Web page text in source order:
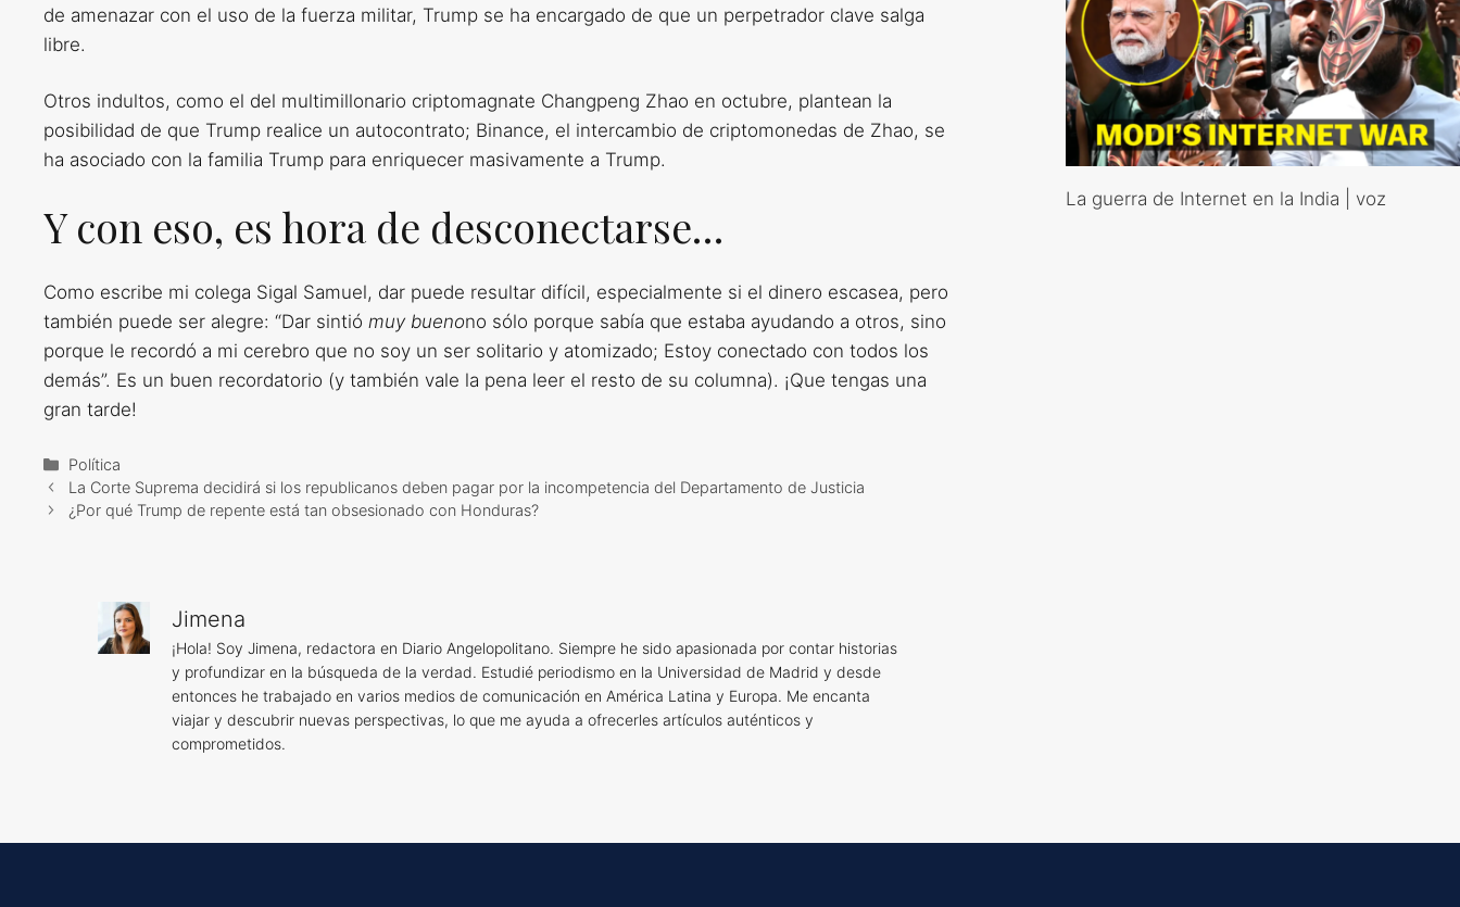
de amenazar con el uso de la fuerza militar, Trump se ha encargado de que un perpetrador clave salga
libre.
Otros indultos, como el del multimillonario criptomagnate Changpeng Zhao en octubre, plantean la
posibilidad de que Trump realice un autocontrato; Binance, el intercambio de criptomonedas de Zhao, se
ha asociado con la familia Trump para enriquecer masivamente a Trump.
Y con eso, es hora de desconectarse…
Como escribe mi colega Sigal Samuel, dar puede resultar difícil, especialmente si el dinero escasea, pero
también puede ser alegre: “Dar sintió muy buenono sólo porque sabía que estaba ayudando a otros, sino
porque le recordó a mi cerebro que no soy un ser solitario y atomizado; Estoy conectado con todos los
demás”. Es un buen recordatorio (y también vale la pena leer el resto de su columna). ¡Que tengas una
gran tarde!
Categorías
Política
La Corte Suprema decidirá si los republicanos deben pagar por la incompetencia del Departamento de Justicia
¿Por qué Trump de repente está tan obsesionado con Honduras?
Jimena
¡Hola! Soy Jimena, redactora en Diario Angelopolitano. Siempre he sido apasionada por contar historias
y profundizar en la búsqueda de la verdad. Estudié periodismo en la Universidad de Madrid y desde
entonces he trabajado en varios medios de comunicación en América Latina y Europa. Me encanta
viajar y descubrir nuevas perspectivas, lo que me ayuda a ofrecerles artículos auténticos y
comprometidos.
La guerra de Internet en la India | voz